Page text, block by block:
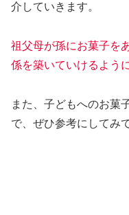
介していきます。
祖父母が孫にお菓子を
係を築いていけるよう
また、子どもへのお菓
で、ぜひ参考にしてみ